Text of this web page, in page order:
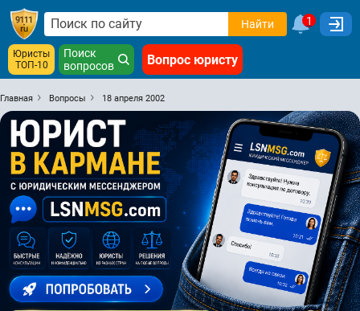
Найти 1
Юристы
ТОП-10
Поиск
вопросов
Вопрос юристу
Главная Вопросы 18 апреля 2002